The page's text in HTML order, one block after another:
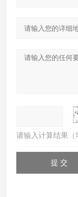
请输入计算结果